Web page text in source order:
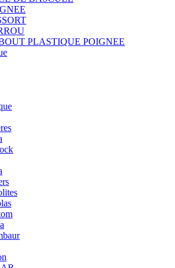
PLASTIQUE POIGNEE